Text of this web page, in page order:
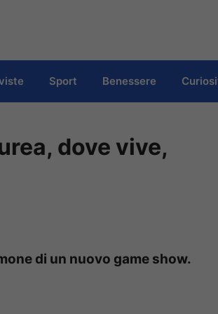
Sport Benessere
dove vive,
di un nuovo game show.